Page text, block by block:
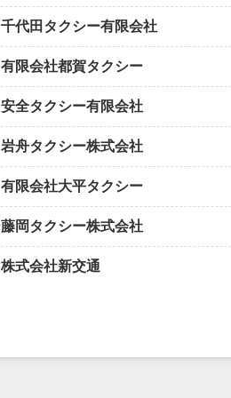
千代田タクシー有限会社
有限会社都賀タクシー
安全タクシー有限会社
岩舟タクシー株式会社
有限会社大平タクシー
藤岡タクシー株式会社
株式会社新交通